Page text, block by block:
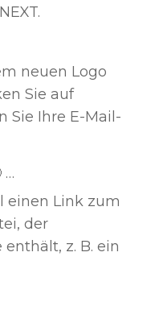
neuen Logo
Sie auf
Sie Ihre E-Mail-
…
einen Link zum
der
z. B. ein